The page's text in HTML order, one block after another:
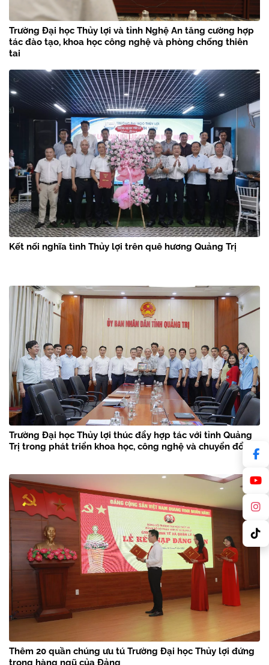
Trường Đại học Thủy lợi và tỉnh Nghệ An tăng cường hợp
tác đào tạo, khoa học công nghệ và phòng chống thiên
tai
Kết nối nghĩa tình Thủy lợi trên quê hương Quảng Trị
Trường Đại học Thủy lợi thúc đẩy hợp tác với tỉnh Quảng
Trị trong phát triển khoa học, công nghệ và chuyển đổi số
Thêm 20 quần chúng ưu tú Trường Đại học Thủy lợi đứng
trong hàng ngũ của Đảng